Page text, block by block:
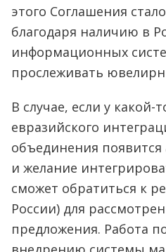
этого Соглашения
благодаря наличию в
информационных
прослеживать
В случае, если у какой-
евразийского
объединения появится
и желание
сможет обратиться к
России) для
предложения. Работа